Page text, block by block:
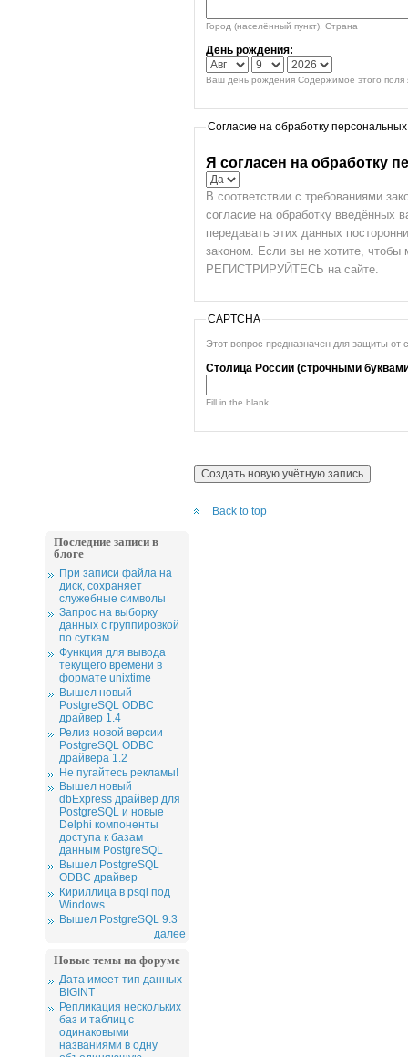
Город (населённый пункт), Страна
День рождения:
Ваш день рождения Содержимое этого поля
Согласие на обработку
Я согласен на обработку
В соответствии с требованиями
согласие на обработку
передавать этих данных
законом. Если вы не хотите,
РЕГИСТРИРУЙТЕСЬ на сайте.
CAPTCHA
Этот вопрос предназначен для защиты от
Столица России (строчными
Fill in the blank
Back to top
Последние записи в
блоге
При записи файла на
диск, сохраняет
служебные символы
Запрос на выборку
данных с группировкой
по суткам
Функция для вывода
текущего времени в
формате unixtime
Вышел новый
PostgreSQL ODBC
драйвер 1.4
Релиз новой версии
PostgreSQL ODBC
драйвера 1.2
Не пугайтесь рекламы!
Вышел новый
dbExpress драйвер для
PostgreSQL и новые
Delphi компоненты
доступа к базам
данным PostgreSQL
Вышел PostgreSQL
ODBC драйвер
Кириллица в psql под
Windows
Вышел PostgreSQL 9.3
далее
Новые темы на форуме
Дата имеет тип данных
BIGINT
Репликация нескольких
баз и таблиц с
одинаковыми
названиями в одну